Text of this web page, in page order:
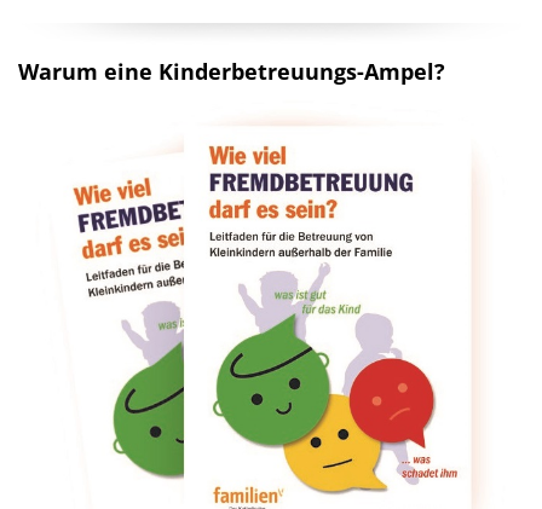
Warum eine Kinderbetreuungs-Ampel?